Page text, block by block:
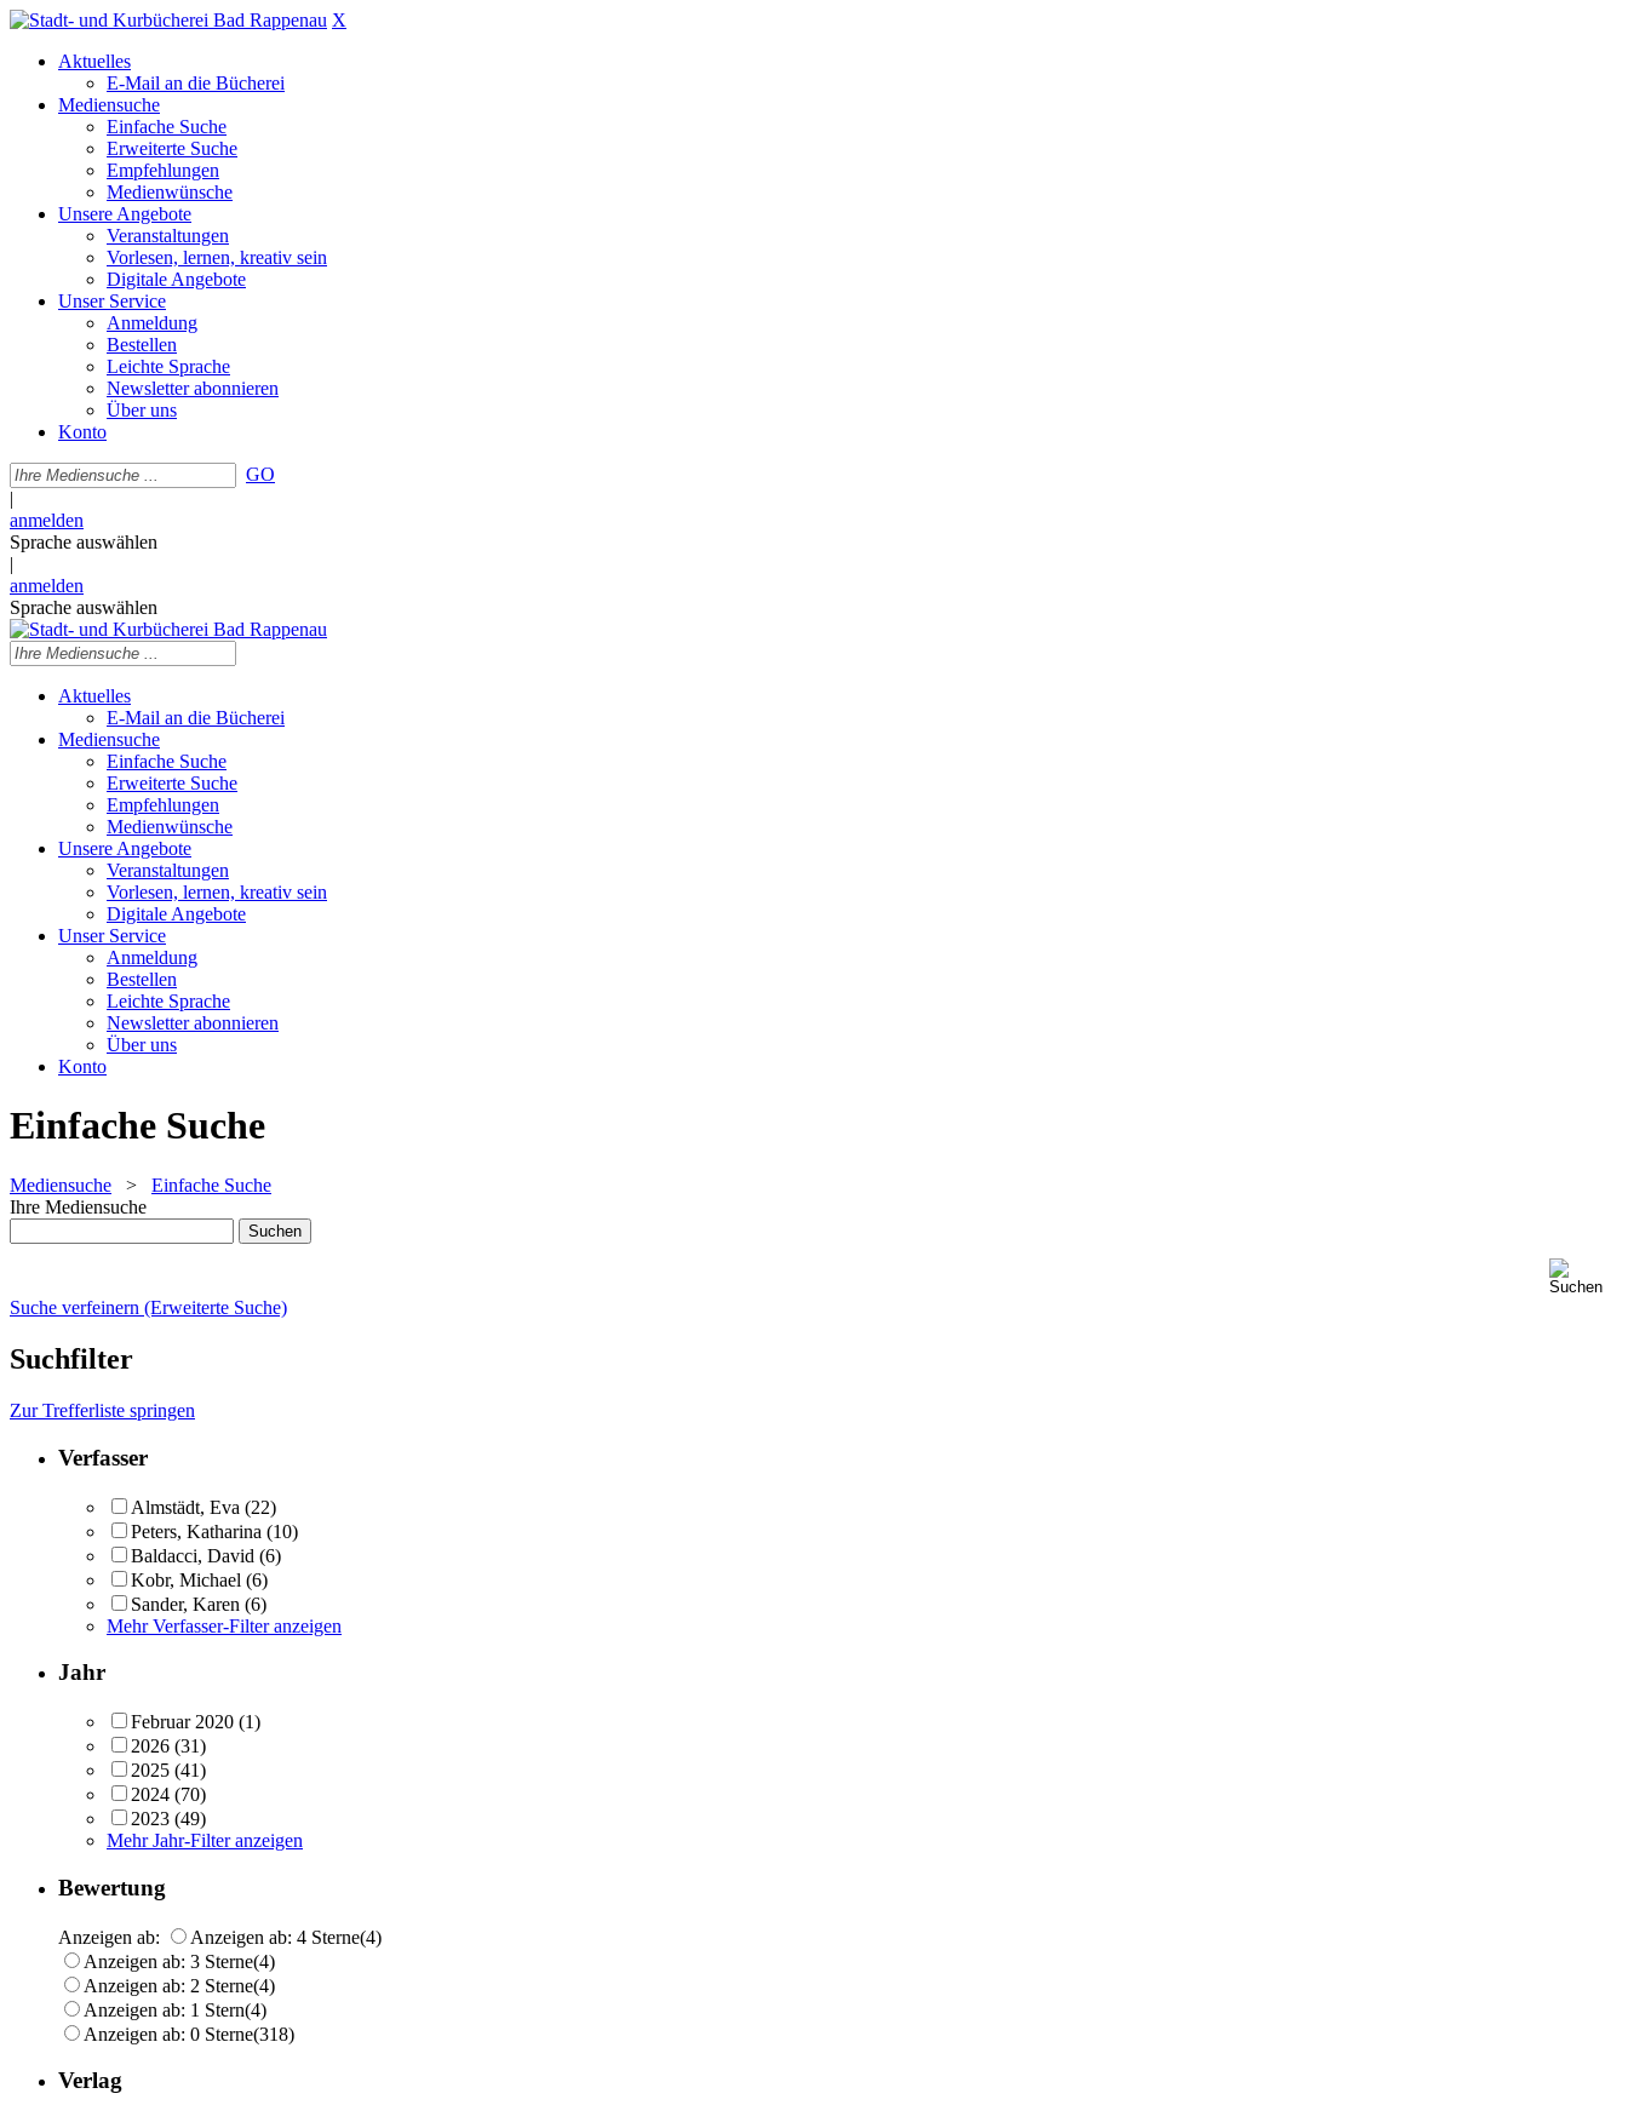
X
Aktuelles
E-Mail an die Bücherei
Mediensuche
Einfache Suche
Erweiterte Suche
Empfehlungen
Medienwünsche
Unsere Angebote
Veranstaltungen
Vorlesen, lernen, kreativ sein
Digitale Angebote
Unser Service
Anmeldung
Bestellen
Leichte Sprache
Newsletter abonnieren
Über uns
Konto
GO
|
anmelden
Sprache auswählen
|
anmelden
Sprache auswählen
Aktuelles
E-Mail an die Bücherei
Mediensuche
Einfache Suche
Erweiterte Suche
Empfehlungen
Medienwünsche
Unsere Angebote
Veranstaltungen
Vorlesen, lernen, kreativ sein
Digitale Angebote
Unser Service
Anmeldung
Bestellen
Leichte Sprache
Newsletter abonnieren
Über uns
Konto
Einfache Suche
Mediensuche > Einfache Suche
Ihre Mediensuche
Suche verfeinern (Erweiterte Suche)
Suchfilter
Zur Trefferliste springen
Verfasser
Almstädt, Eva (22)
Peters, Katharina (10)
Baldacci, David (6)
Kobr, Michael (6)
Sander, Karen (6)
Mehr Verfasser-Filter anzeigen
Jahr
Februar 2020 (1)
2026 (31)
2025 (41)
2024 (70)
2023 (49)
Mehr Jahr-Filter anzeigen
Bewertung
Anzeigen ab: Anzeigen ab: 4 Sterne(4)
Anzeigen ab: 3 Sterne(4)
Anzeigen ab: 2 Sterne(4)
Anzeigen ab: 1 Stern(4)
Anzeigen ab: 0 Sterne(318)
Verlag